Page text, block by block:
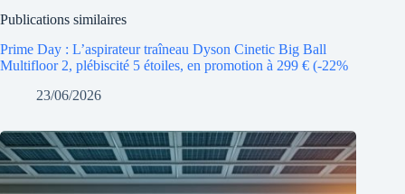
Publications similaires
Prime Day : L’aspirateur traîneau Dyson Cinetic Big Ball
Multifloor 2, plébiscité 5 étoiles, en promotion à 299 € (-22%
23/06/2026